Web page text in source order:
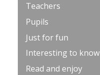
Teachers
Pupils
Just for fun
Interesting to know
Read and enjoy